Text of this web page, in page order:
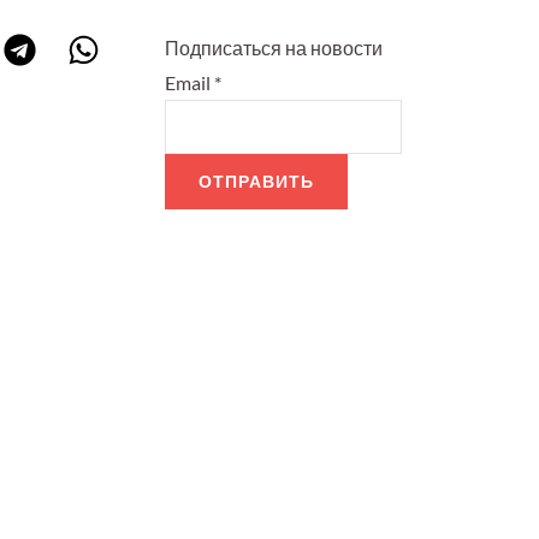
Подписаться на новости
Email *
ОТПРАВИТЬ